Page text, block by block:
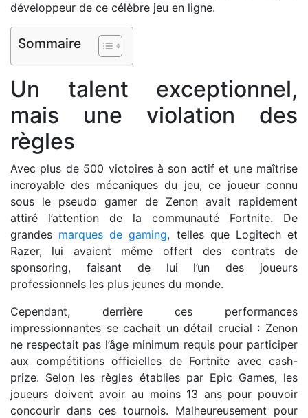
développeur de ce célèbre jeu en ligne.
Sommaire
Un talent exceptionnel,
mais une violation des
règles
Avec plus de 500 victoires à son actif et une maîtrise
incroyable des mécaniques du jeu, ce joueur connu
sous le pseudo gamer de Zenon avait rapidement
attiré l’attention de la communauté Fortnite. De
grandes marques de gaming, telles que Logitech et
Razer, lui avaient même offert des contrats de
sponsoring, faisant de lui l’un des joueurs
professionnels les plus jeunes du monde.
Cependant, derrière ces performances
impressionnantes se cachait un détail crucial : Zenon
ne respectait pas l’âge minimum requis pour participer
aux compétitions officielles de Fortnite avec cash-
prize. Selon les règles établies par Epic Games, les
joueurs doivent avoir au moins 13 ans pour pouvoir
concourir dans ces tournois. Malheureusement pour